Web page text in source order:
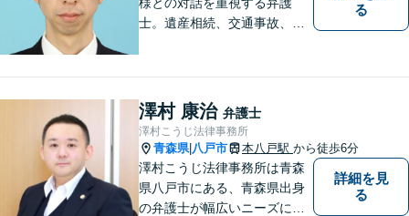
士。遺産相続、交通事故、離
く取り扱っております。お困
りごとがあれば、お一人で抱
え込むことなくぜひご相談く
ださい！【駐車場あり】
る
澤村 康治 弁護士
澤村こうじ法律事務所
青森県| 八戸市 本八戸駅 から徒歩6分
澤村こうじ法律事務所は青森
県八戸市にある、青森県出身
の弁護士が幅広いニーズにお
詳細を見
る